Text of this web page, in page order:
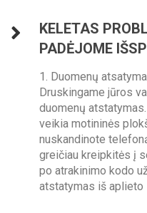
KELETAS
PADĖJOME
1. Duomenų
Druskingame jūros
duomenų
veikia motininės
nuskandinote
greičiau kreipkitės į
po atrakinimo kodo
atstatymas iš aplieto